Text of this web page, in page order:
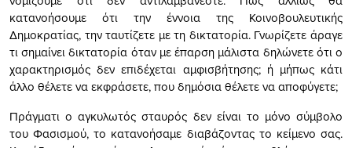
κατανοήσουμε ότι την έννοια της Κοινοβουλευτικής
Δημοκρατίας, την ταυτίζετε με τη δικτατορία. Γνωρίζετε άραγε
τι σημαίνει δικτατορία όταν με έπαρση μάλιστα δηλώνετε ότι ο
χαρακτηρισμός δεν επιδέχεται αμφισβήτησης; ή μήπως κάτι
άλλο θέλετε να εκφράσετε, που δημόσια θέλετε να αποφύγετε;
Πράγματι ο αγκυλωτός σταυρός δεν είναι το μόνο σύμβολο
του Φασισμού, το κατανοήσαμε διαβάζοντας το κείμενο σας.